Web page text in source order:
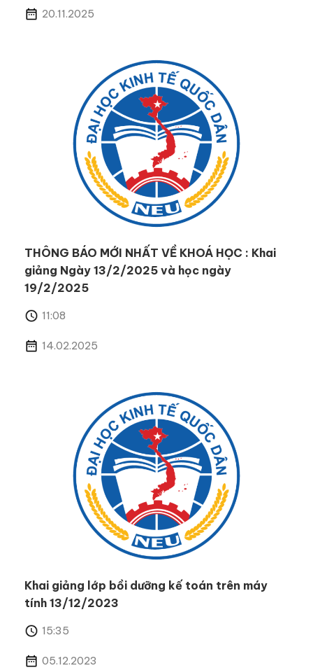
20.11.2025
THÔNG BÁO MỚI NHẤT VỀ KHOÁ HỌC : Khai
giảng Ngày 13/2/2025 và học ngày
19/2/2025
11:08
14.02.2025
Khai giảng lớp bồi dưỡng kế toán trên máy
tính 13/12/2023
15:35
05.12.2023